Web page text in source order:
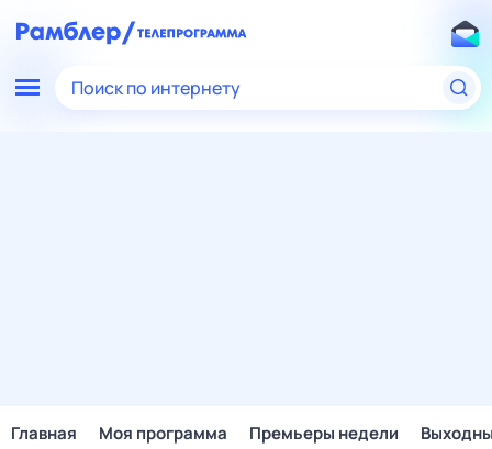
Поиск по интернету
Главная Моя программа Премьеры недели